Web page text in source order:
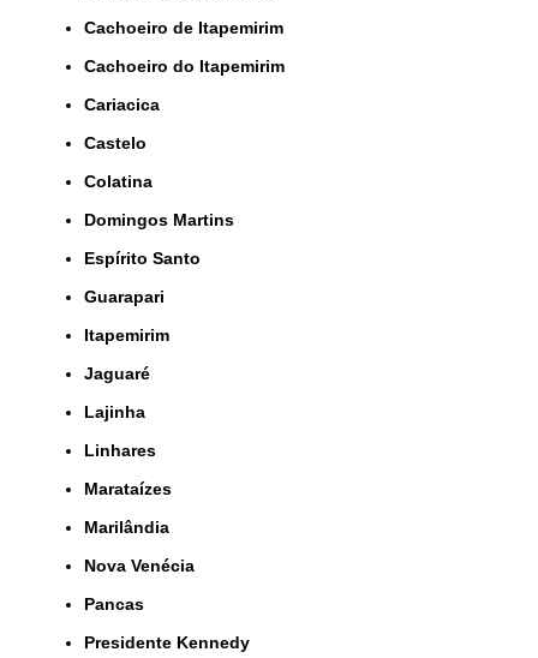
Cachoeiro de Itapemirim
Cachoeiro do Itapemirim
Cariacica
Castelo
Colatina
Domingos Martins
Espírito Santo
Guarapari
Itapemirim
Jaguaré
Lajinha
Linhares
Marataízes
Marilândia
Nova Venécia
Pancas
Presidente Kennedy